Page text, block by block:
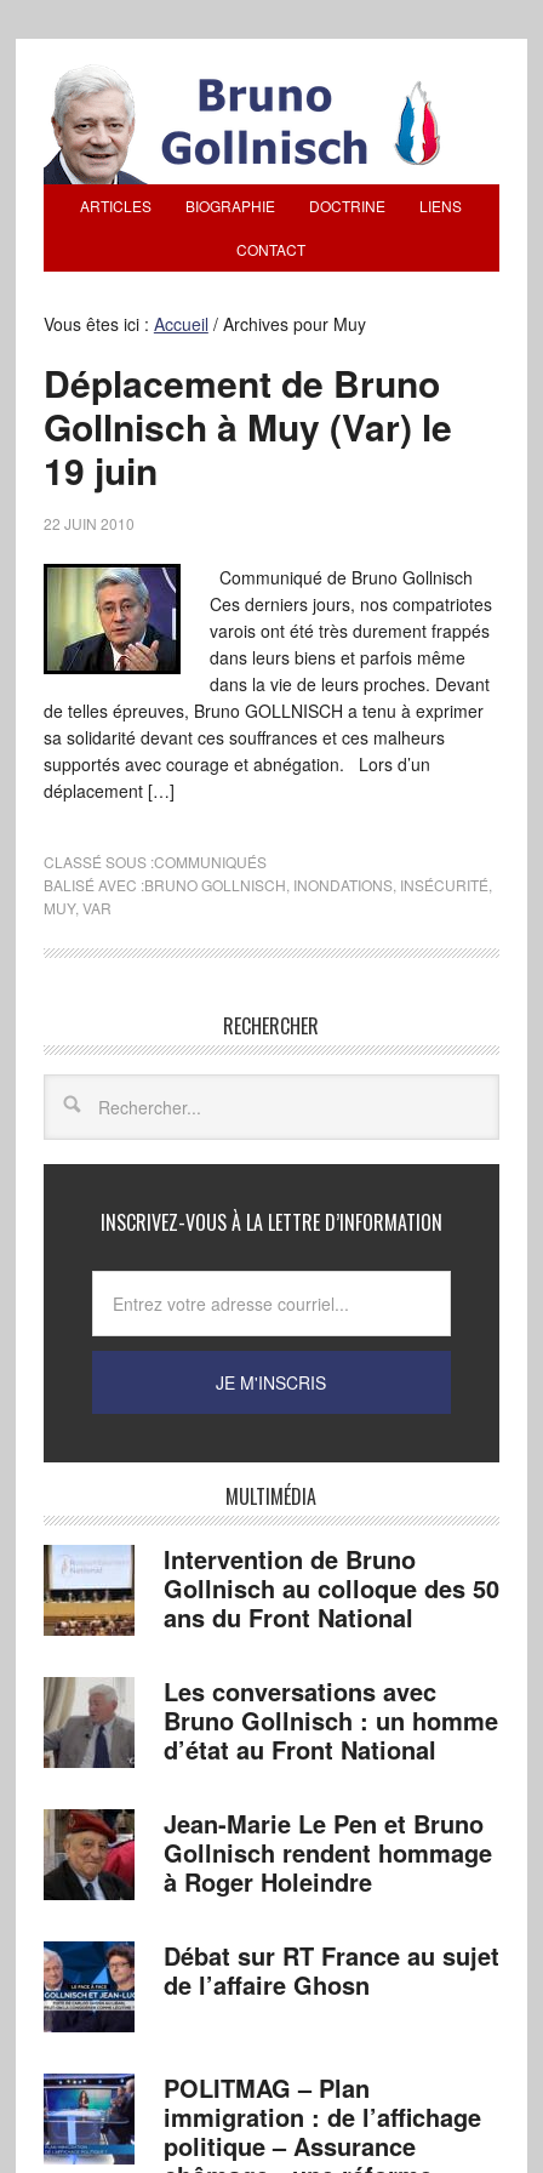
ARTICLES BIOGRAPHIE DOCTRINE LIENS
CONTACT
Vous êtes ici : Accueil /Archives pour Muy
Déplacement de Bruno
Gollnisch à Muy (Var) le
19 juin
22 JUIN 2010
Communiqué de Bruno Gollnisch
Ces derniers jours, nos compatriotes
varois ont été très durement frappés
dans leurs biens et parfois même
dans la vie de leurs proches. Devant
de telles épreuves, Bruno GOLLNISCH a tenu à exprimer
sa solidarité devant ces souffrances et ces malheurs
supportés avec courage et abnégation. Lors d’un
déplacement […]
CLASSÉ SOUS :COMMUNIQUÉS
BALISÉ AVEC :BRUNO GOLLNISCH INONDATIONS, INSÉCURITÉ
MUY, VAR
RECHERCHER
INSCRIVEZ-VOUS À LA LETTRE D’INFORMATION
MULTIMÉDIA
Intervention de Bruno
Gollnisch au colloque des 50
ans du Front National
Les conversations avec
Bruno Gollnisch : un homme
d’état au Front National
Jean-Marie Le Pen et Bruno
Gollnisch rendent hommage
à Roger Holeindre
Débat sur RT France au sujet
de l’affaire Ghosn
POLITMAG – Plan
immigration : de l’affichage
politique – Assurance